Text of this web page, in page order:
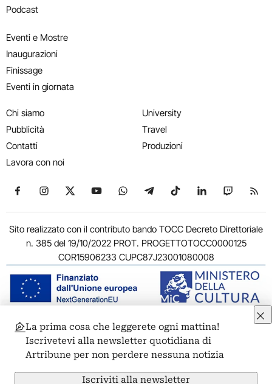
Podcast
Eventi e Mostre
Inaugurazioni
Finissage
Eventi in giornata
Chi siamo
Pubblicità
Contatti
Lavora con noi
University
Travel
Produzioni
Seguici su Facebook
Seguici su Instagram
Seguici su X
Seguici su YouTube
Seguici su WhatsApp
Seguici su Telegram
Seguici su TikTok
Seguici su
Seguici
Sito realizzato con il contributo bando TOCC Decreto Direttoriale
n. 385 del 19/10/2022 PROT. PROGETTOTOCC0000125
COR15906233 CUPC87J23001080008
© 2011-2026 ARTRIBUNE srl – Corso Vittorio Emanuele II, 287 –
00186 Roma - P.I. 11381581005
Privacy: Responsabile della protezione dei dati personali
ARTRIBUNE srl – Corso Vittorio Emanuele II, 287 – 00186 Roma
La prima cosa che leggerete ogni mattina!
Iscrivetevi alla newsletter quotidiana di
Artribune per non perdere nessuna notizia
Iscriviti alla newsletter